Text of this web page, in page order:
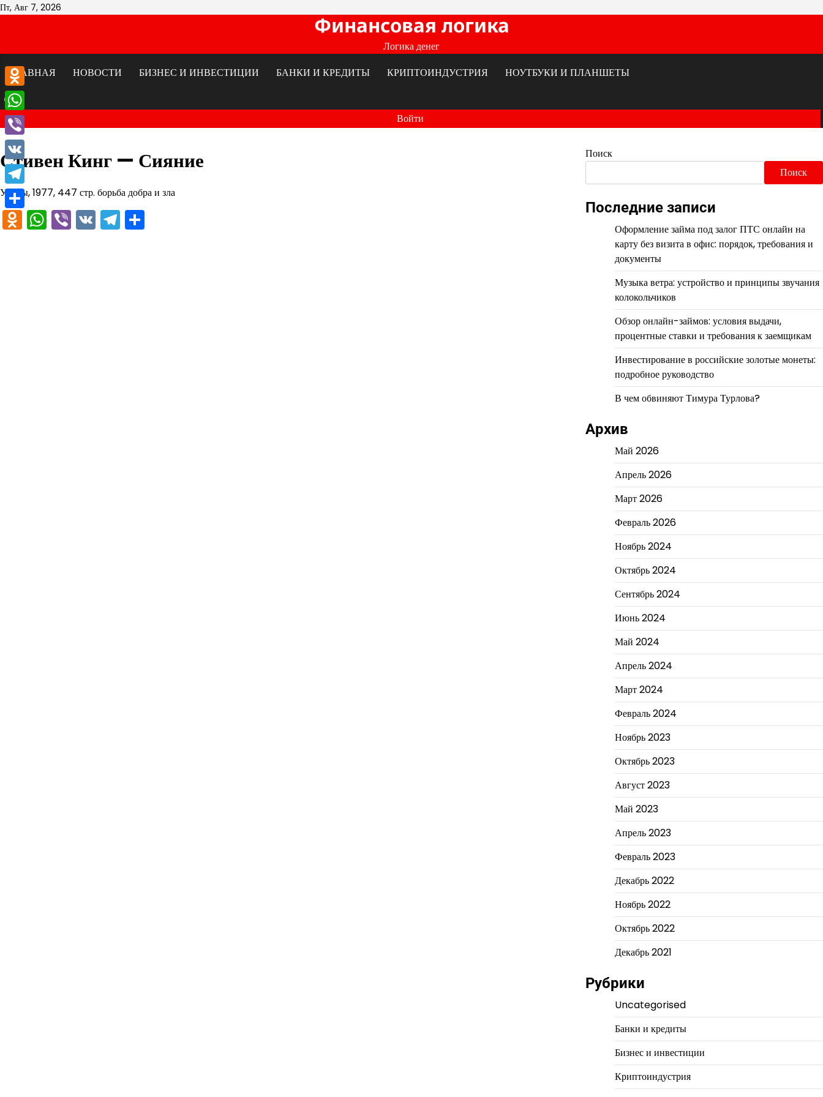
Перейти
Пт, Авг 7, 2026
Финансовая логика
Логика денег
ГЛАВНАЯ
НОВОСТИ БИЗНЕС И ИНВЕСТИЦИИ БАНКИ И КРЕДИТЫ КРИПТОИНДУСТРИЯ НОУТБУКИ И ПЛАНШЕТЫ
Войти
Стивен Кинг — Сияние
Ужасы, 1977, 447 стр. борьба добра и зла
Odnoklassniki
WhatsApp
Viber
VKTelegram
Поиск
Поиск
Последние записи
Оформление займа под залог ПТС онлайн на
карту без визита в офис: порядок, требования и
документы
Музыка ветра: устройство и принципы звучания
колокольчиков
Обзор онлайн-займов: условия выдачи,
процентные ставки и требования к заемщикам
Инвестирование в российские золотые монеты:
подробное руководство
В чем обвиняют Тимура Турлова?
Архив
Май 2026
Апрель 2026
Март 2026
Февраль 2026
Ноябрь 2024
Октябрь 2024
Сентябрь 2024
Июнь 2024
Май 2024
Апрель 2024
Март 2024
Февраль 2024
Ноябрь 2023
Октябрь 2023
Август 2023
Май 2023
Апрель 2023
Февраль 2023
Декабрь 2022
Ноябрь 2022
Октябрь 2022
Декабрь 2021
Рубрики
Uncategorised
Банки и кредиты
Бизнес и инвестиции
Криптоиндустрия
Odnoklassniki
WhatsApp
Viber
VK
Telegram
Отправить